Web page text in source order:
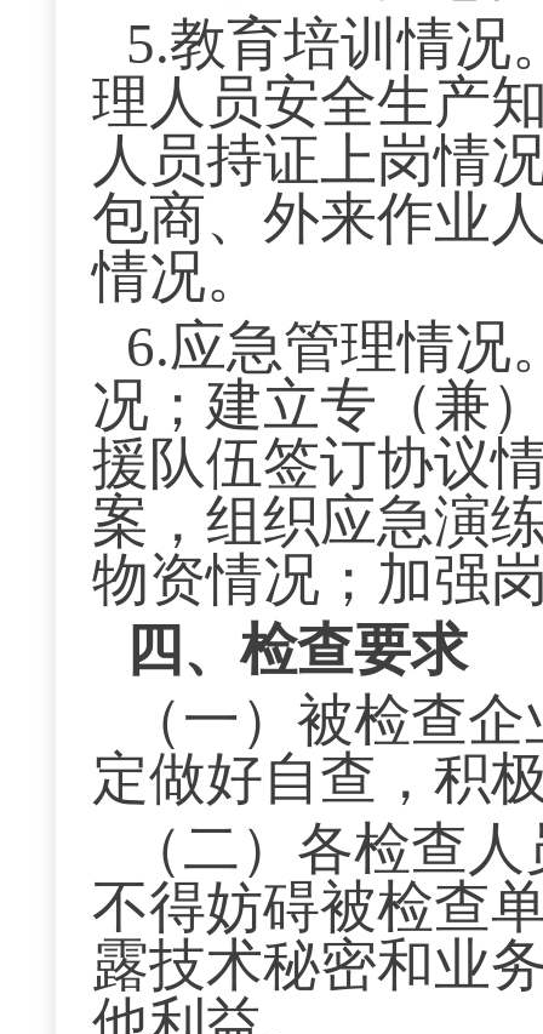
5.教育培训情况
理人员安全生产
人员持证上岗情
包商、外来作业
情况。
6.应急管理情况
况；建立专（兼
援队伍签订协议
案，组织应急演
物资情况；加强
四、检查要求
（一）被检查
定做好自查，积
（二）各检查
不得妨碍被检查
露技术秘密和业